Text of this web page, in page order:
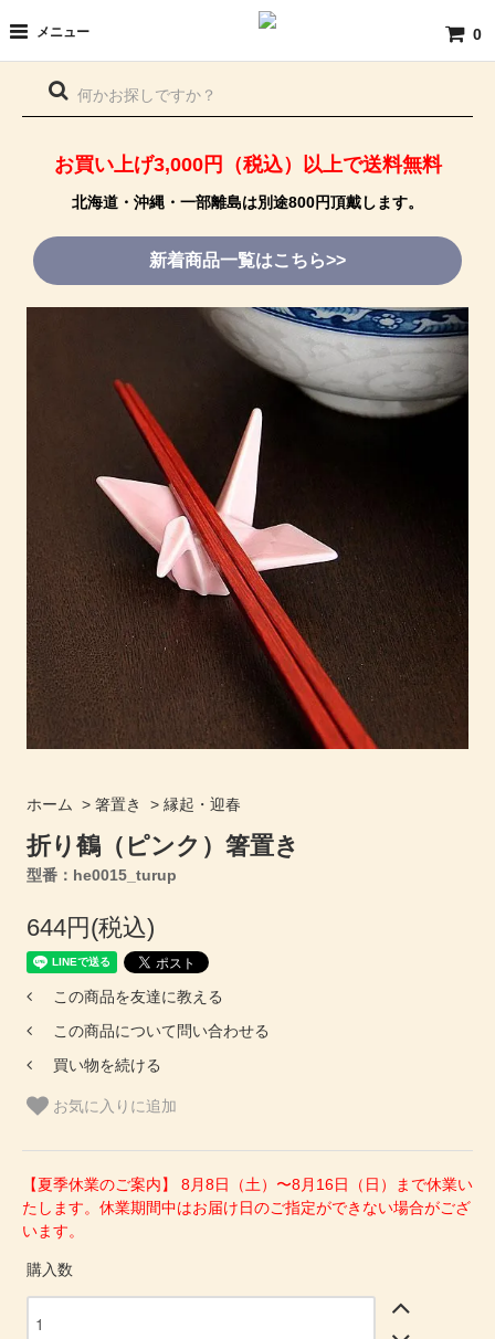
メニュー 0
お買い上げ3,000円（税込）以上で送料無料
北海道・沖縄・一部離島は別途800円頂戴します。
新着商品一覧はこちら>>
ホーム >箸置き >縁起・迎春
折り鶴（ピンク）箸置き
型番：he0015_turup
644円(税込)
この商品を友達に教える
この商品について問い合わせる
買い物を続ける
お気に入りに追加
【夏季休業のご案内】 8月8日（土）〜8月16日（日）まで休業い
たします。休業期間中はお届け日のご指定ができない場合がござ
います。
購入数